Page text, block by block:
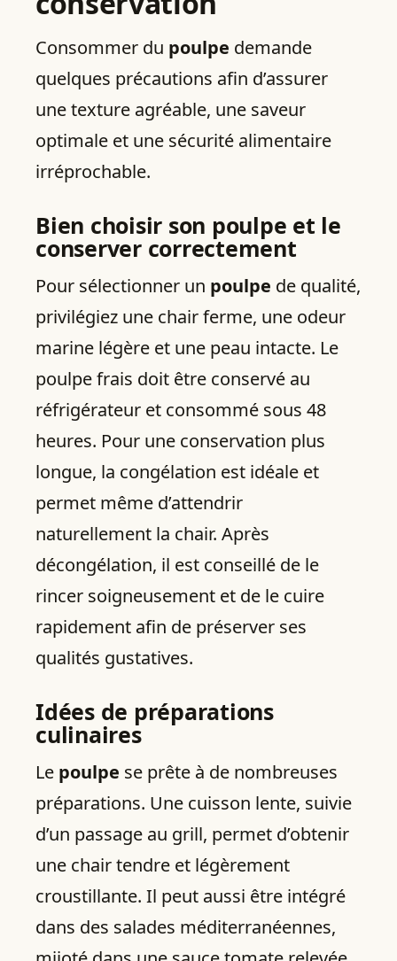
Consommer du poulpe demande
quelques précautions afin d’assurer
une texture agréable, une saveur
optimale et une sécurité alimentaire
irréprochable.
Bien choisir son poulpe et le
conserver correctement
Pour sélectionner un poulpe de qualité,
privilégiez une chair ferme, une odeur
marine légère et une peau intacte. Le
poulpe frais doit être conservé au
réfrigérateur et consommé sous 48
heures. Pour une conservation plus
longue, la congélation est idéale et
permet même d’attendrir
naturellement la chair. Après
décongélation, il est conseillé de le
rincer soigneusement et de le cuire
rapidement afin de préserver ses
qualités gustatives.
Idées de préparations
culinaires
Le poulpe se prête à de nombreuses
préparations. Une cuisson lente, suivie
d’un passage au grill, permet d’obtenir
une chair tendre et légèrement
croustillante. Il peut aussi être intégré
dans des salades méditerranéennes,